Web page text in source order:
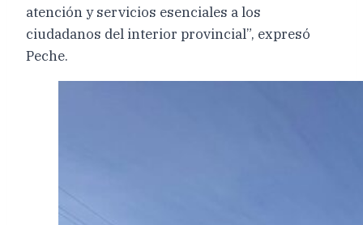
atención y servicios esenciales a los
ciudadanos del interior provincial”, expresó
Peche.